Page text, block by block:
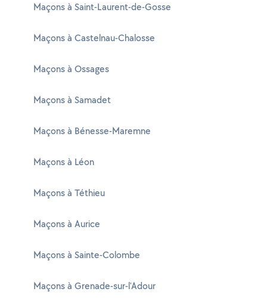
Maçons à Saint-Laurent-de-Gosse
Maçons à Castelnau-Chalosse
Maçons à Ossages
Maçons à Samadet
Maçons à Bénesse-Maremne
Maçons à Léon
Maçons à Téthieu
Maçons à Aurice
Maçons à Sainte-Colombe
Maçons à Grenade-sur-l'Adour